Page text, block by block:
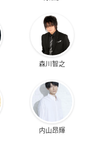
森川智之
内山昂輝